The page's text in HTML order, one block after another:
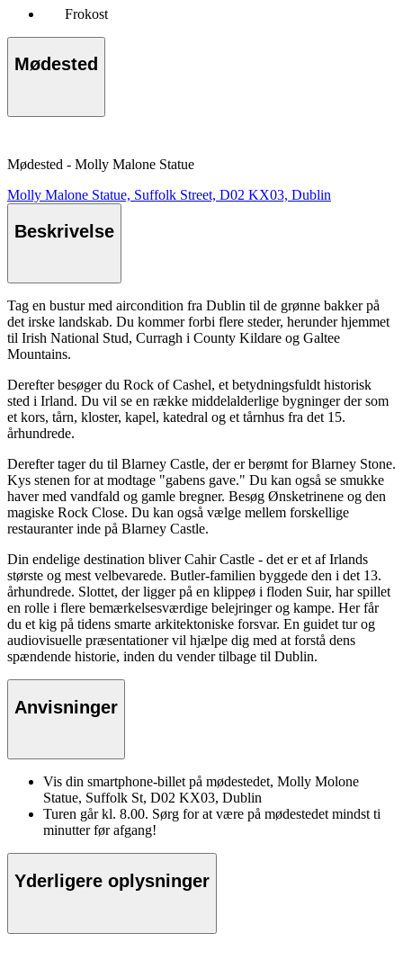
Frokost
Mødested
Mødested - Molly Malone Statue
Molly Malone Statue, Suffolk Street, D02 KX03, Dublin
Beskrivelse
Tag en bustur med aircondition fra Dublin til de grønne bakker på
det irske landskab. Du kommer forbi flere steder, herunder hjemmet
til Irish National Stud, Curragh i County Kildare og Galtee
Mountains.
Derefter besøger du Rock of Cashel, et betydningsfuldt historisk
sted i Irland. Du vil se en række middelalderlige bygninger der som
et kors, tårn, kloster, kapel, katedral og et tårnhus fra det 15.
århundrede.
Derefter tager du til Blarney Castle, der er berømt for Blarney Stone.
Kys stenen for at modtage "gabens gave." Du kan også se smukke
haver med vandfald og gamle bregner. Besøg Ønsketrinene og den
magiske Rock Close. Du kan også vælge mellem forskellige
restauranter inde på Blarney Castle.
Din endelige destination bliver Cahir Castle - det er et af Irlands
største og mest velbevarede. Butler-familien byggede den i det 13.
århundrede. Slottet, der ligger på en klippeø i floden Suir, har spillet
en rolle i flere bemærkelsesværdige belejringer og kampe. Her får
du et kig på tidens smarte arkitektoniske forsvar. En guidet tur og
audiovisuelle præsentationer vil hjælpe dig med at forstå dens
spændende historie, inden du vender tilbage til Dublin.
Anvisninger
Vis din smartphone-billet på mødestedet, Molly Molone
Statue, Suffolk St, D02 KX03, Dublin
Turen går kl. 8.00. Sørg for at være på mødestedet mindst ti
minutter før afgang!
Yderligere oplysninger